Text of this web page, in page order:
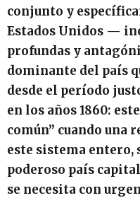
conjunto y
Estados Unidos —
profundas y
dominante del país
desde el período
en los años 1860:
común” cuando una
este sistema entero,
poderoso país
se necesita con